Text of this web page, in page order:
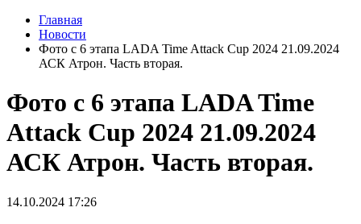
Главная
Новости
Фото с 6 этапа LADA Time Attack Cup 2024 21.09.2024
АСК Атрон. Часть вторая.
Фото с 6 этапа LADA Time
Attack Cup 2024 21.09.2024
АСК Атрон. Часть вторая.
14.10.2024 17:26